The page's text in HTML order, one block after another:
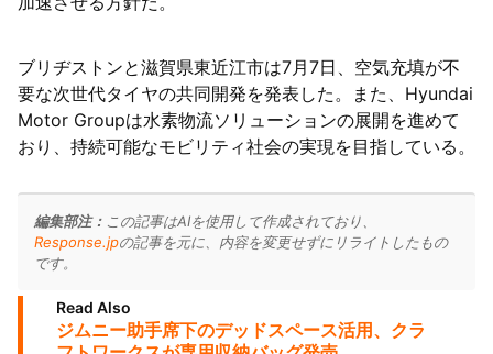
ブリヂストンと滋賀県東近江市は7月7日、空気充填が不
要な次世代タイヤの共同開発を発表した。また、Hyundai
Motor Groupは水素物流ソリューションの展開を進めて
おり、持続可能なモビリティ社会の実現を目指している。
編集部注： この記事はAIを使用して作成されており、
Response.jpの記事を元に、内容を変更せずにリライトしたもの
です。
Read Also
ジムニー助手席下のデッドスペース活用、クラ